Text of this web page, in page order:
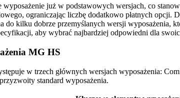
już w podstawowych wersjach, co
ograniczając liczbę dodatkowo płatnych
do kilku dobrze przemyślanych wersji wyposażenia,
aby wybrać najbardziej odpowiedni dla
MG HS
w trzech głównych wersjach wyposażenia:
standard wyposażenia.